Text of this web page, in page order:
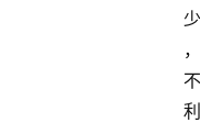
少
，
不
利